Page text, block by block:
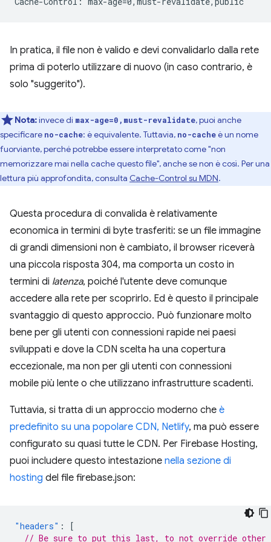
In pratica, il file non è valido e devi convalidarlo dalla rete
prima di poterlo utilizzare di nuovo (in caso contrario, è
solo "suggerito").
Nota:invece di max-age=0,must-revalidate, puoi anche
specificare no-cache: è equivalente. Tuttavia, no-cacheè un nome
fuorviante, perché potrebbe essere interpretato come "non
memorizzare mai nella cache questo file", anche se non è così. Per una
lettura più approfondita, consulta Cache-Control su MDN.
Questa procedura di convalida è relativamente
economica in termini di byte trasferiti: se un file immagine
di grandi dimensioni non è cambiato, il browser riceverà
una piccola risposta 304, ma comporta un costo in
termini di latenza, poiché l'utente deve comunque
accedere alla rete per scoprirlo. Ed è questo il principale
svantaggio di questo approccio. Può funzionare molto
bene per gli utenti con connessioni rapide nei paesi
sviluppati e dove la CDN scelta ha una copertura
eccezionale, ma non per gli utenti con connessioni
mobile più lente o che utilizzano infrastrutture scadenti.
Tuttavia, si tratta di un approccio moderno che è
predefinito su una popolare CDN, Netlify, ma può essere
configurato su quasi tutte le CDN. Per Firebase Hosting,
puoi includere questo intestazione nella sezione di
hosting del file firebase.json:
"headers" :
[
// Be sure to put this last, to not override other